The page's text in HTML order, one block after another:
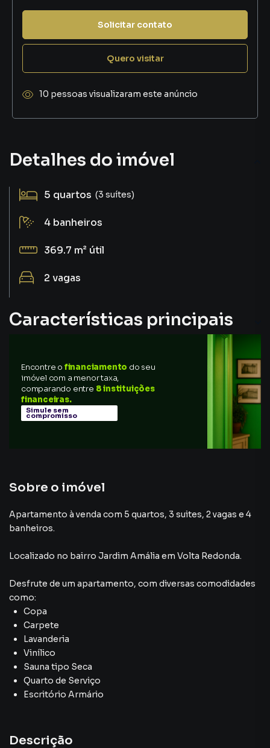
Detalhes do imóvel
5 quartos (3 suítes)
4 banheiros
369.7 m² útil
2 vagas
Características principais
Sala de estar
Sala de Jantar
Encontre o financiamento do seu
imóvel com a menor taxa,
comparando entre 8 instituições
financeiras.
Simule sem
compromisso
Sobre o imóvel
Apartamento à venda com 5 quartos, 3 suites, 2 vagas e 4
banheiros.
Localizado no bairro Jardim Amália em Volta Redonda.
Desfrute de um apartamento, com diversas comodidades
como:
Copa
Carpete
Lavanderia
Vinílico
Sauna tipo Seca
Quarto de Serviço
Escritório Armário
Descrição
Solicitar contato
Quero visitar
10 pessoas visualizaram este anúncio